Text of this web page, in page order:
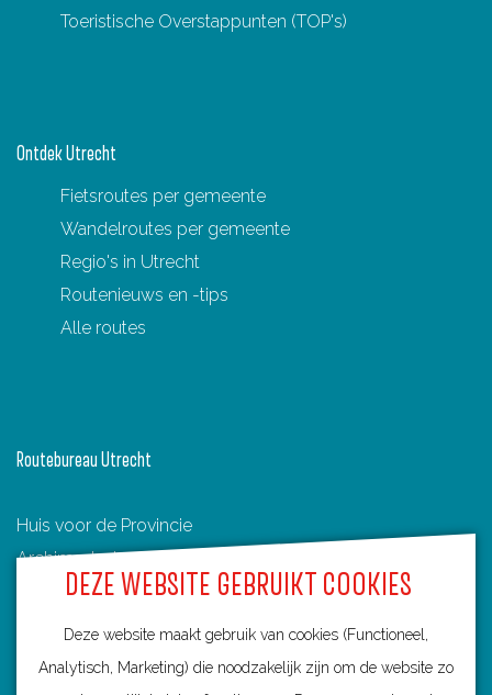
DEZE WEBSITE GEBRUIKT COOKIES
Deze website maakt gebruik van cookies (Functioneel,
Analytisch, Marketing) die noodzakelijk zijn om de website zo
Toeristische Overstappunten (TOP's)
Ontdek Utrecht
Fietsroutes per gemeente
Wandelroutes per gemeente
Regio's in Utrecht
Routenieuws en -tips
Alle routes
Routebureau Utrecht
Huis voor de Provincie
Archimedeslaan 6
3584 BA Utrecht
info@routebureau-utrecht.nl